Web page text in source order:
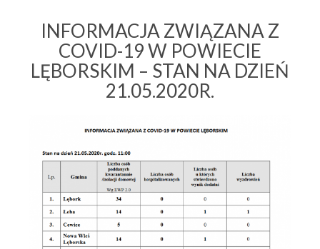
INFORMACJA ZWIĄZANA Z
COVID-19 W POWIECIE
LĘBORSKIM – STAN NA DZIEŃ
21.05.2020R.